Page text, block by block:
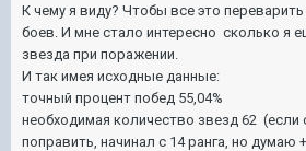
К чему я виду? Чтобы все это
боев. И мне стало интересно сколько я
звезда при поражении.
И так имея исходные данные:
точный процент побед 55,04%
необходимая количество звезд 62
поправить, начинал с 14 ранга, но думаю